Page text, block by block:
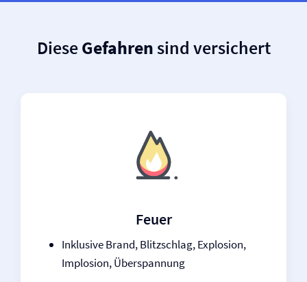
DieseGefahrensind versichert
Feuer
Inklusive Brand, Blitzschlag, Explosion,
Implosion, Überspannung